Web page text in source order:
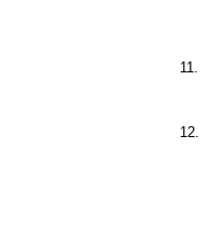
11.
12.